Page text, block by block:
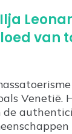
van
Venetië.
de